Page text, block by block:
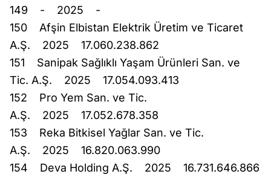
149 - 2025 -
150 Afşin Elbistan Elektrik Üretim ve Ticaret
A.Ş. 2025 17.060.238.862
151 Sanipak Sağlıklı Yaşam Ürünleri San. ve
Tic. A.Ş. 2025 17.054.093.413
152 Pro Yem San. ve Tic.
A.Ş. 2025 17.052.678.358
153 Reka Bitkisel Yağlar San. ve Tic.
A.Ş. 2025 16.820.063.990
154 Deva Holding A.Ş. 2025 16.731.646.866